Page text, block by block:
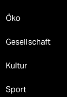
Öko
Gesellschaft
Kultur
Sport